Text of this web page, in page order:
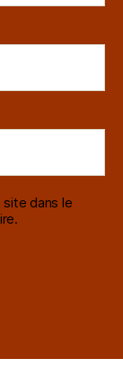
site dans le